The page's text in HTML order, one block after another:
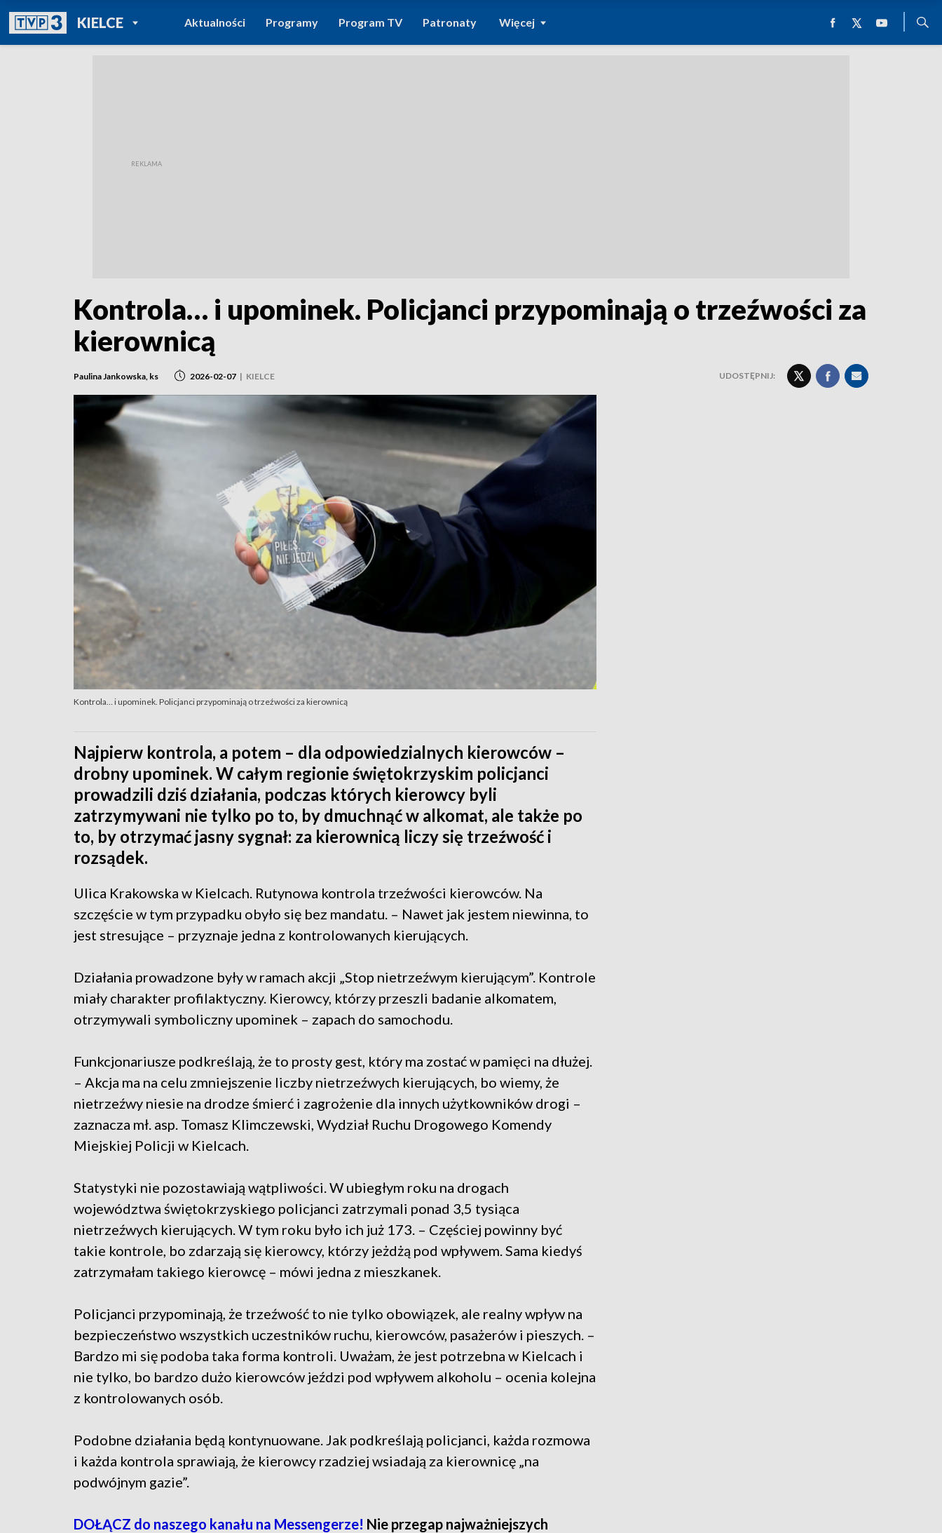
KIELCEPOWRÓT DO
TVP REGIONY
Aktualności Programy Program TV Patronaty Więcej
Kontrola… i upominek. Policjanci przypominają o trzeźwości za
kierownicą
Paulina Jankowska, ks 2026-02-07 | KIELCE UDOSTĘPNIJ:
Kontrola… i upominek. Policjanci przypominają o trzeźwości za kierownicą
Najpierw kontrola, a potem – dla odpowiedzialnych kierowców –
drobny upominek. W całym regionie świętokrzyskim policjanci
prowadzili dziś działania, podczas których kierowcy byli
zatrzymywani nie tylko po to, by dmuchnąć w alkomat, ale także po
to, by otrzymać jasny sygnał: za kierownicą liczy się trzeźwość i
rozsądek.
Ulica Krakowska w Kielcach. Rutynowa kontrola trzeźwości kierowców. Na
szczęście w tym przypadku obyło się bez mandatu. – Nawet jak jestem niewinna, to
jest stresujące – przyznaje jedna z kontrolowanych kierujących.
Działania prowadzone były w ramach akcji „Stop nietrzeźwym kierującym”. Kontrole
miały charakter profilaktyczny. Kierowcy, którzy przeszli badanie alkomatem,
otrzymywali symboliczny upominek – zapach do samochodu.
Funkcjonariusze podkreślają, że to prosty gest, który ma zostać w pamięci na dłużej.
– Akcja ma na celu zmniejszenie liczby nietrzeźwych kierujących, bo wiemy, że
nietrzeźwy niesie na drodze śmierć i zagrożenie dla innych użytkowników drogi –
zaznacza mł. asp. Tomasz Klimczewski, Wydział Ruchu Drogowego Komendy
Miejskiej Policji w Kielcach.
Statystyki nie pozostawiają wątpliwości. W ubiegłym roku na drogach
województwa świętokrzyskiego policjanci zatrzymali ponad 3,5 tysiąca
nietrzeźwych kierujących. W tym roku było ich już 173. – Częściej powinny być
takie kontrole, bo zdarzają się kierowcy, którzy jeżdżą pod wpływem. Sama kiedyś
zatrzymałam takiego kierowcę – mówi jedna z mieszkanek.
Policjanci przypominają, że trzeźwość to nie tylko obowiązek, ale realny wpływ na
bezpieczeństwo wszystkich uczestników ruchu, kierowców, pasażerów i pieszych. –
Bardzo mi się podoba taka forma kontroli. Uważam, że jest potrzebna w Kielcach i
nie tylko, bo bardzo dużo kierowców jeździ pod wpływem alkoholu – ocenia kolejna
z kontrolowanych osób.
Podobne działania będą kontynuowane. Jak podkreślają policjanci, każda rozmowa
i każda kontrola sprawiają, że kierowcy rzadziej wsiadają za kierownicę „na
podwójnym gazie”.
DOŁĄCZ do naszego kanału na Messengerze! Nie przegap najważniejszych